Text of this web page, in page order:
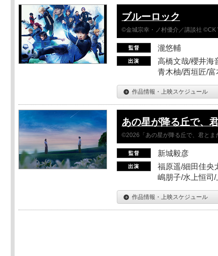
ブルーロック
©金城宗幸・ノ村優介／講談社 ©CK
瀧悠輔
高橋文哉/櫻井海
青木柚/西垣匠/
作品情報・上映スケジュール
あの星が降る丘で、
©2026「あの星が降る丘で、君とま
新城毅彦
福原遥/細田佳央
嶋朋子/水上恒司
作品情報・上映スケジュール